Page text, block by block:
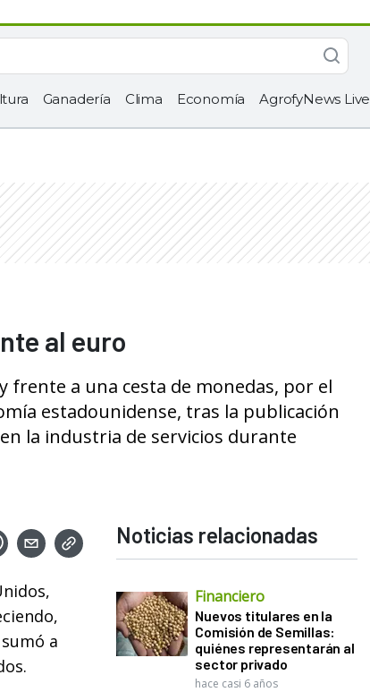
Ganadería Clima Economía AgrofyNews Live
al euro
frente a una cesta de monedas, por el
estadounidense, tras la publicación
la industria de servicios durante
a
Noticias relacionadas
Financiero
Nuevos titulares en la
Comisión de Semillas:
quiénes representarán al
sector privado
hace casi 6 años